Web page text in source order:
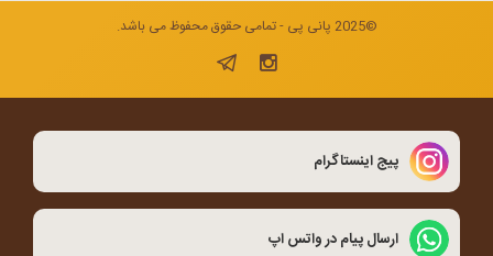
©2025 پانی پی - تمامی حقوق محفوظ می باشد.
پیج اینستاگرام
ارسال پیام در واتس اپ